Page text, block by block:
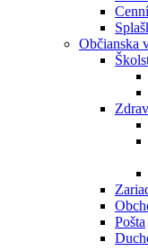
Občianska
Pošta